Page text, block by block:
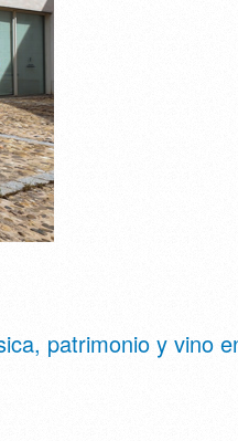
patrimonio y vino